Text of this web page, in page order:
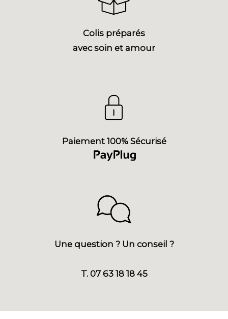
Colis préparés
avec soin et amour
Paiement 100% Sécurisé
Une question ? Un conseil ?
T. 07 63 18 18 45